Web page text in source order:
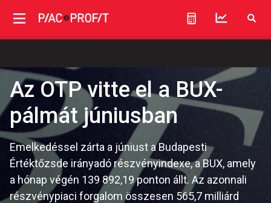
Az OTP vitte el a BUX-
pálmát júniusban
Emelkedéssel zárta a júniust a Budapesti
Értéktőzsde irányadó részvényindexe, a BUX, amely
a hónap végén 139 892,19 ponton állt. Az azonnali
részvénypiaci forgalom összesen 565,7 milliárd